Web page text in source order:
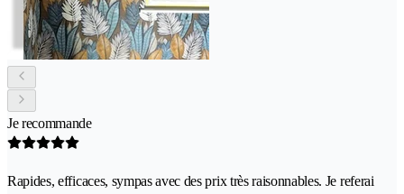
Je recommande
Rapides, efficaces, sympas avec des prix très raisonnables. Je referai